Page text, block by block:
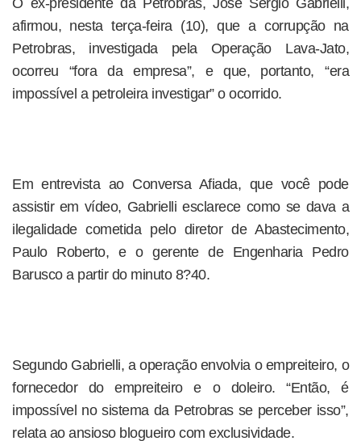
O ex-presidente da Petrobras, José Sérgio Gabrielli,
afirmou, nesta terça-feira (10), que a corrupção na
Petrobras, investigada pela Operação Lava-Jato,
ocorreu “fora da empresa”, e que, portanto, “era
impossível a petroleira investigar” o ocorrido.
Em entrevista ao Conversa Afiada, que você pode
assistir em vídeo, Gabrielli esclarece como se dava a
ilegalidade cometida pelo diretor de Abastecimento,
Paulo Roberto, e o gerente de Engenharia Pedro
Barusco a partir do minuto 8?40.
Segundo Gabrielli, a operação envolvia o empreiteiro, o
fornecedor do empreiteiro e o doleiro. “Então, é
impossível no sistema da Petrobras se perceber isso”,
relata ao ansioso blogueiro com exclusividade.